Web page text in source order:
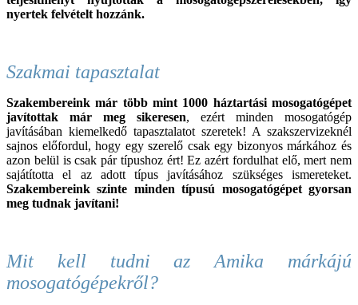
nyertek felvételt hozzánk.
Szakmai tapasztalat
Szakembereink már több mint 1000 háztartási mosogatógépet
javítottak már meg sikeresen, ezért minden mosogatógép
javításában kiemelkedő tapasztalatot szeretek! A szakszervizeknél
sajnos előfordul, hogy egy szerelő csak egy bizonyos márkához és
azon belül is csak pár típushoz ért! Ez azért fordulhat elő, mert nem
sajátította el az adott típus javításához szükséges ismereteket.
Szakembereink szinte minden típusú mosogatógépet gyorsan
meg tudnak javítani!
Mit kell tudni az Amika márkájú
mosogatógépekről?